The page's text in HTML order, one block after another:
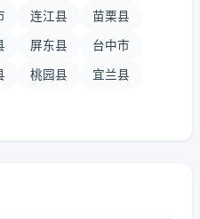
连江县 苗栗县
屏东县 台中市
桃园县 宜兰县